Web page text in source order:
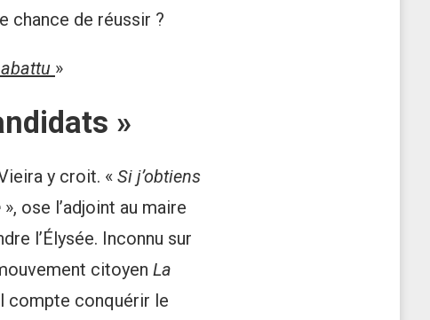
chance de réussir ?
»
»
y croit. « Si j’obtiens
», ose l’adjoint au maire
l’Élysée. Inconnu sur
citoyen La
compte conquérir le